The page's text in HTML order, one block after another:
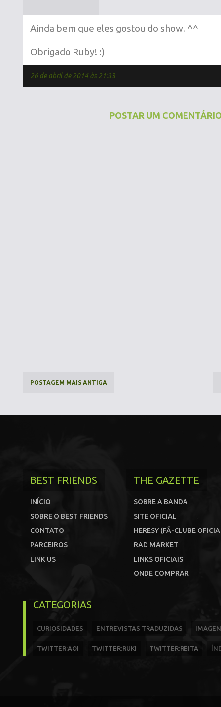
Ainda bem que eles gostou do show! ^^
Obrigado Ruby! :)
26 de abril de 2014 às 21:33
POSTAR UM
POSTAGEM MAIS ANTIGA
BEST FRIENDS
INÍCIO
SOBRE O BEST FRIENDS
CONTATO
PARCEIROS
LINK US
THE GAZETTE
SOBRE A BANDA
SITE OFICIAL
HERESY (FÃ-CLUBE
RAD MARKET
LINKS OFICIAIS
ONDE COMPRAR
CATEGORIAS
CURIOSIDADES ENTREVISTAS TRADUZIDAS
TWITTER:AOI TWITTER:RUKI TWITTER:REITA